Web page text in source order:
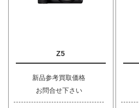
Z5
新品参考買取価格
お問合せ下さい